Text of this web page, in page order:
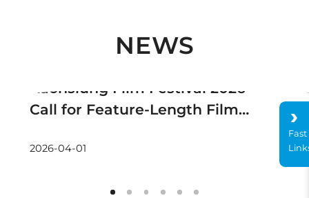
NEWS
Kaohsiung Film Festival 2026
Call for Feature-Length Films
2026-04-01
Fast